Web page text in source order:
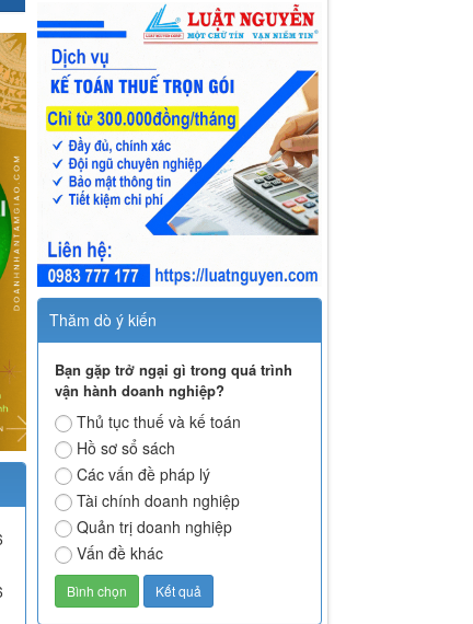
Thăm dò ý kiến
Bạn gặp trở ngại gì trong quá trình
vận hành doanh nghiệp?
Thủ tục thuế và kế toán
Hồ sơ sổ sách
Các vấn đề pháp lý
Tài chính doanh nghiệp
Quản trị doanh nghiệp
Vấn đề khác